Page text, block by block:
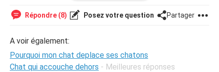
Répondre (8) Posez votre question Partager
A voir également:
Pourquoi mon chat deplace ses chatons
Chat qui accouche dehors - Meilleures réponses